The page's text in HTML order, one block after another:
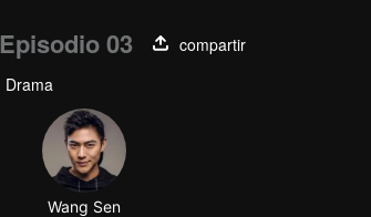
Episodio 03
compartir
Drama
Wang Sen